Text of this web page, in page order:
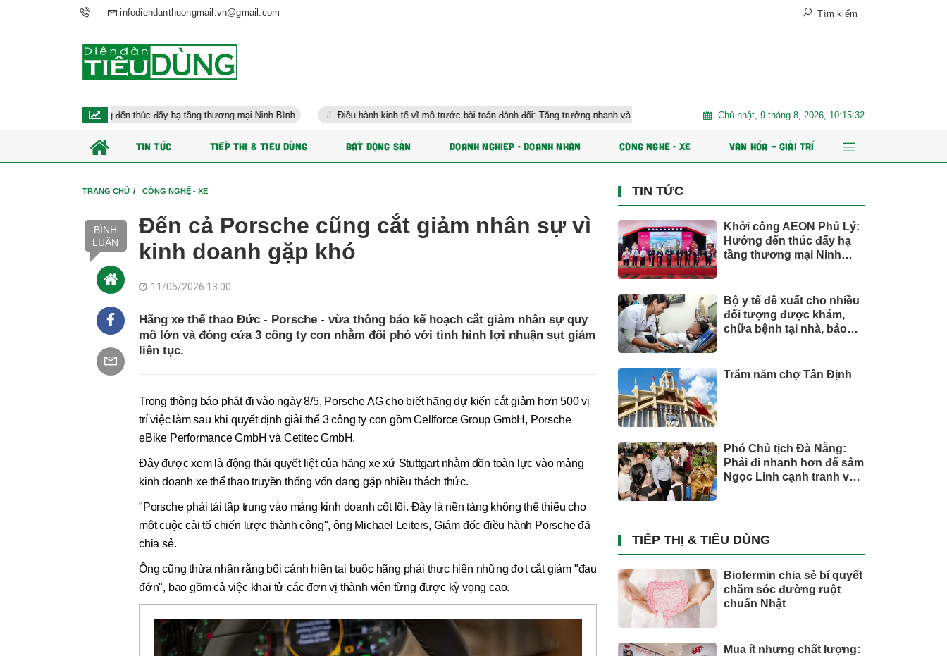
infodiendanthuongmail.vn@gmail.com Tìm kiếm
Hướng đến thúc đẩy hạ tầng thương mại Ninh Bình Điều hành kinh tế vĩ mô trước bài toán đánh đổi: Tăng trưởng nhanh và ổn định bền vững Chứng khoán Kafi chuẩn bị IPO 125 triệu cổ phiếu và phát hành
Chủ nhật, 9 tháng 8, 2026, 10:15:33
TIN TỨC TIẾP THỊ & TIÊU DÙNG BẤT ĐỘNG SẢN DOANH NGHIỆP - DOANH NHÂN CÔNG NGHỆ - XE VĂN HÓA – GIẢI TRÍ
TRANG CHỦ CÔNG NGHỆ - XE
BÌNH
LUẬN
Đến cả Porsche cũng cắt giảm nhân sự vì
kinh doanh gặp khó
11/05/2026 13:00
Hãng xe thể thao Đức - Porsche - vừa thông báo kế hoạch cắt giảm nhân sự quy
mô lớn và đóng cửa 3 công ty con nhằm đối phó với tình hình lợi nhuận sụt giảm
liên tục.
Trong thông báo phát đi vào ngày 8/5, Porsche AG cho biết hãng dự kiến cắt giảm hơn 500 vị
trí việc làm sau khi quyết định giải thể 3 công ty con gồm Cellforce Group GmbH, Porsche
eBike Performance GmbH và Cetitec GmbH.
Đây được xem là động thái quyết liệt của hãng xe xứ Stuttgart nhằm dồn toàn lực vào mảng
kinh doanh xe thể thao truyền thống vốn đang gặp nhiều thách thức.
"Porsche phải tái tập trung vào mảng kinh doanh cốt lõi. Đây là nền tảng không thể thiếu cho
một cuộc cải tổ chiến lược thành công", ông Michael Leiters, Giám đốc điều hành Porsche đã
chia sẻ.
Ông cũng thừa nhận rằng bối cảnh hiện tại buộc hãng phải thực hiện những đợt cắt giảm "đau
đớn", bao gồm cả việc khai tử các đơn vị thành viên từng được kỳ vọng cao.
TIN TỨC
Khởi công AEON Phủ Lý:
Hướng đến thúc đẩy hạ
tầng thương mại Ninh
Bộ y tế đề xuất cho nhiều
đối tượng được khám,
chữa bệnh tại nhà, bảo
Trăm năm chợ Tân Định
Phó Chủ tịch Đà Nẵng:
Phải đi nhanh hơn để sâm
Ngọc Linh cạnh tranh với
TIẾP THỊ & TIÊU DÙNG
Biofermin chia sẻ bí quyết
chăm sóc đường ruột
chuẩn Nhật
Mua ít nhưng chất lượng: